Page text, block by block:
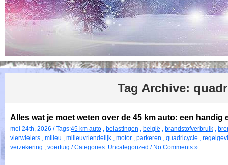
Tag Archive:
Alles wat je moet weten over de 45 km auto: een
mei 24th, 2026 / Tags:45 km auto , belastingen , belgië , brandstofverbruik ,
vierwielers , milieu , milieuvriendelijk , motor , parkeren , quadricycle ,
verzekering , voertuig / Categories: Uncategorized / No Comments »